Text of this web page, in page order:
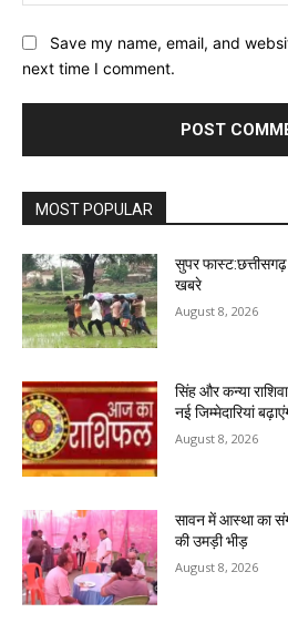
Save my name, email, and
next time I comment.
MOST POPULAR
सुपर
खबरे
August 8, 2026
सिंह और कन्या
नई जिम्मेदारियां
August 8, 2026
सावन में आस्था का
की उमड़ी भीड़
August 8, 2026